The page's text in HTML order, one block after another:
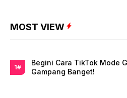
MOST VIEW
Begini Cara TikTok Mode
Gampang Banget!